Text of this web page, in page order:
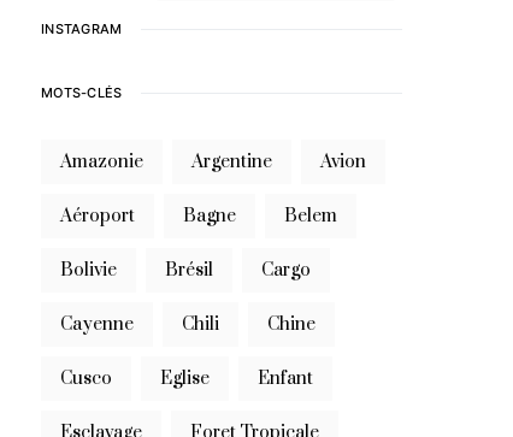
INSTAGRAM
MOTS-CLÉS
Amazonie Argentine Avion
Aéroport Bagne Belem
Bolivie Brésil Cargo
Cayenne Chili Chine
Cusco Eglise Enfant